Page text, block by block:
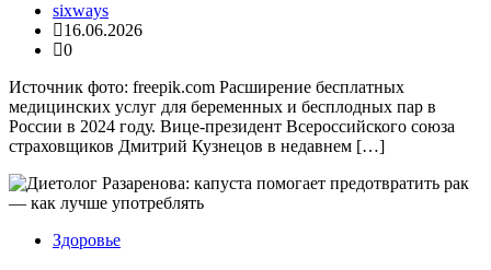
sixways
16.06.2026
0
Источник фото: freepik.com Расширение бесплатных
медицинских услуг для беременных и бесплодных пар в
России в 2024 году. Вице-президент Всероссийского союза
страховщиков Дмитрий Кузнецов в недавнем […]
Здоровье